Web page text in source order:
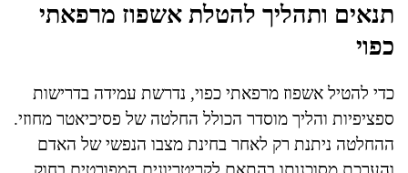
תנאים ותהליך להטלת אשפוז מרפאתי
כפוי
כדי להטיל אשפוז מרפאתי כפוי, נדרשת עמידה בדרישות
ספציפיות והליך מוסדר הכולל החלטה של פסיכיאטר מחוזי.
ההחלטה ניתנת רק לאחר בחינת מצבו הנפשי של האדם